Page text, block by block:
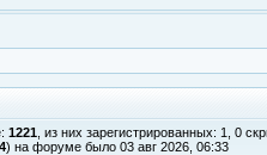
1221 , из них зарегистрированных: 1, 0
) на форуме было 03 авг 2026, 06:33